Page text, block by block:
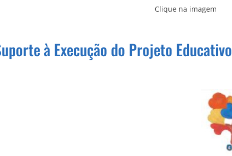
Clique na imagem
à Execução do Projeto Educativo